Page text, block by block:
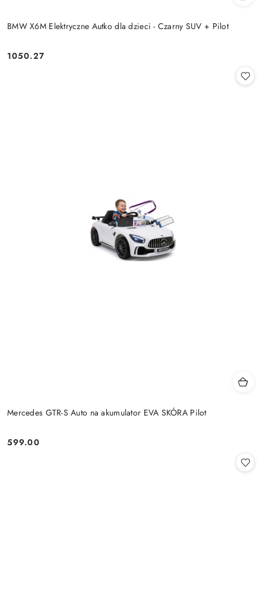
BMW X6M Elektryczne Autko dla dzieci - Czarny SUV + Pilot
Cena:
1050.27
Mercedes GTR-S Auto na akumulator EVA SKÓRA Pilot
Cena:
599.00